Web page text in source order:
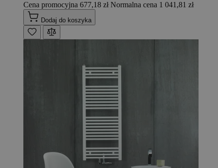
Cena promocyjna 677,18 zł Normalna cena 1 041,81 zł
Dodaj do koszyka